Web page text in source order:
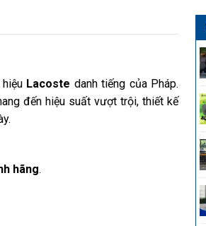
Lacoste danh tiếng của Pháp.
đến hiệu suất vượt trội, thiết kế
hãng.